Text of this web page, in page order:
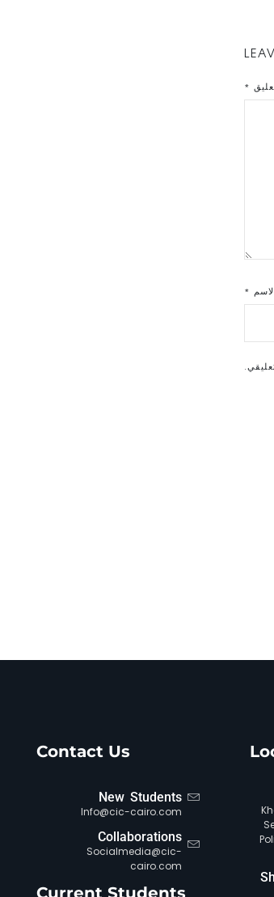
*
*
Contact Us
New Students
Info@cic-cairo.com
Collaborations
Socialmedia@cic-
cairo.com
Current Students